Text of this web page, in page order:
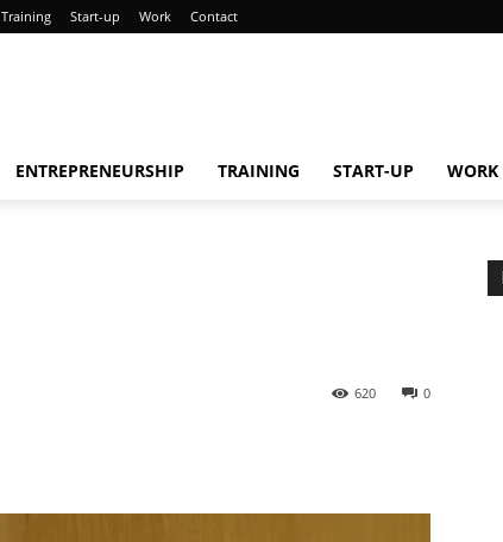
Training Start-up Work Contact
ENTREPRENEURSHIP TRAINING START-UP WORK
0
620